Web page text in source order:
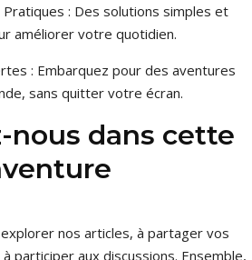
Pratiques : Des solutions simples et
améliorer votre quotidien.
: Embarquez pour des aventures
sans quitter votre écran.
nous dans cette
nos articles, à partager vos
participer aux discussions. Ensemble,